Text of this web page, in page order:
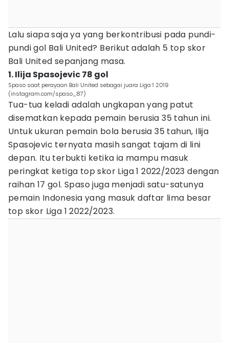
Lalu siapa saja ya yang berkontribusi pada pundi-
pundi gol Bali United? Berikut adalah 5 top skor
Bali United sepanjang masa.
1. Ilija Spasojevic 78 gol
Spaso saat perayaan Bali United sebagai juara Liga 1 2019
(instagram.com/spaso_87)
Tua-tua keladi adalah ungkapan yang patut
disematkan kepada pemain berusia 35 tahun ini.
Untuk ukuran pemain bola berusia 35 tahun, Ilija
Spasojevic ternyata masih sangat tajam di lini
depan. Itu terbukti ketika ia mampu masuk
peringkat ketiga top skor Liga 1 2022/2023 dengan
raihan 17 gol. Spaso juga menjadi satu-satunya
pemain Indonesia yang masuk daftar lima besar
top skor Liga 1 2022/2023.